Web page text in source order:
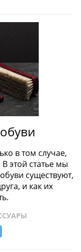
#СОБЫТИЯ
#КРОССОВКИ
в том случае,
этой статье мы
существуют,
и как их